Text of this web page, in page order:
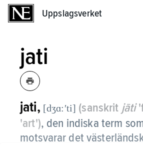
Uppslagsverket
jati
jati, [dʒɑ:ʹti] (sanskrit jāti
'art'), den indiska term
motsvarar det